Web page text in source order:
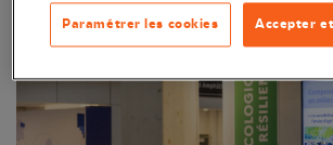
Accepter
Paramétrer les cookies